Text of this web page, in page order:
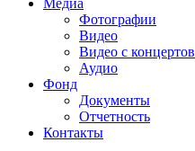
Медиа
Фотографии
Видео
Видео с концертов
Аудио
Фонд
Документы
Отчетность
Контакты